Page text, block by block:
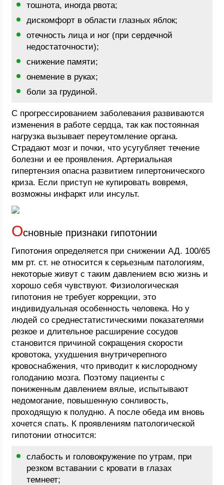
тошнота, иногда рвота;
дискомфорт в области глазных яблок;
отечность лица и ног (при сердечной
недостаточности);
снижение памяти;
онемение в руках;
боли за грудиной.
С прогрессированием заболевания развиваются
изменения в работе сердца, так как постоянная
нагрузка вызывает переутомление органа.
Страдают мозг и почки, что усугубляет течение
болезни и ее проявления. Артериальная
гипертензия опасна развитием гипертонического
криза. Если приступ не купировать вовремя,
возможны инфаркт или инсульт.
Основные признаки гипотонии
Гипотония определяется при снижении АД. 100/65
мм рт. ст. не относится к серьезным патологиям,
некоторые живут с таким давлением всю жизнь и
хорошо себя чувствуют. Физиологическая
гипотония не требует коррекции, это
индивидуальная особенность человека. Но у
людей со среднестатистическими показателями
резкое и длительное расширение сосудов
становится причиной сокращения скорости
кровотока, ухудшения внутричерепного
кровоснабжения, что приводит к кислородному
голоданию мозга. Поэтому пациенты с
пониженным давлением вялые, испытывают
недомогание, повышенную сонливость,
проходящую к полудню. А после обеда им вновь
хочется спать. К проявлениям патологической
гипотонии относится:
слабость и головокружение по утрам, при
резком вставании с кровати в глазах
темнеет;